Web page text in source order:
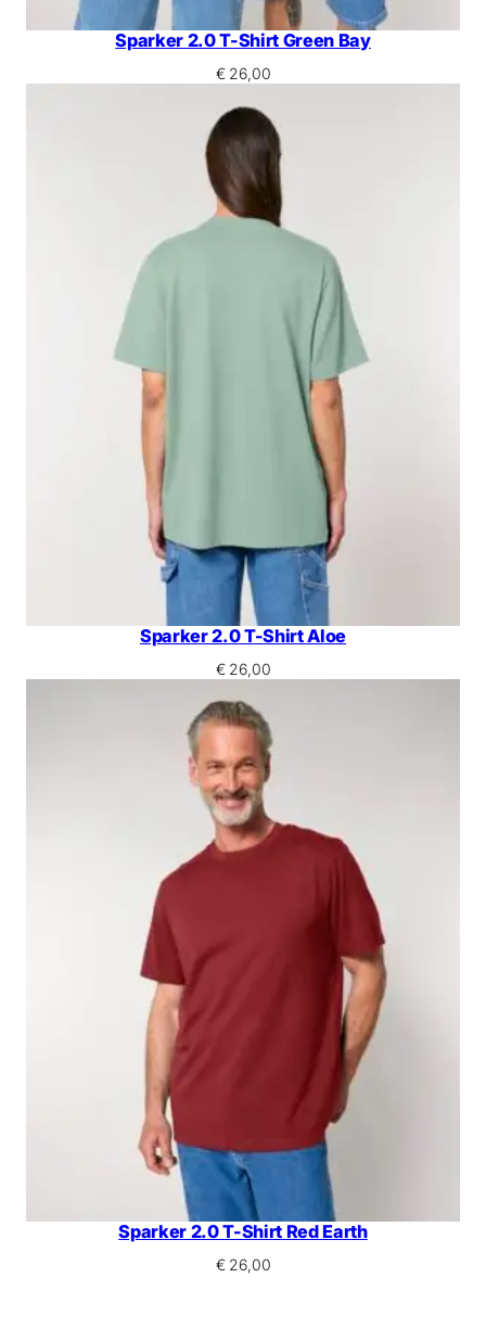
Sparker 2.0 T-Shirt Green Bay
€26,00
Sparker 2.0 T-Shirt Aloe
€26,00
Sparker 2.0 T-Shirt Red Earth
€26,00